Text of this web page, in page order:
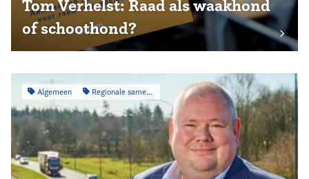
Tom Verhelst: Raad als waakhond
of schoothond?
Algemeen Regionale samenwerking